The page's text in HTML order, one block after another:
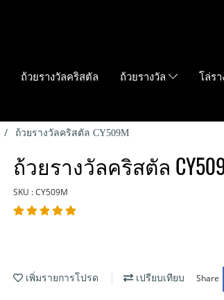
ถ้วยรางวัลคริสตัล ถ้วยรางวัล โล่ร
ถ้วยรางวัลคริสตัล CY509M
ถ้วยรางวัลคริสตัล
SKU : CY509M
เพิ่มรายการโปรด เปรียบเทียบ Share